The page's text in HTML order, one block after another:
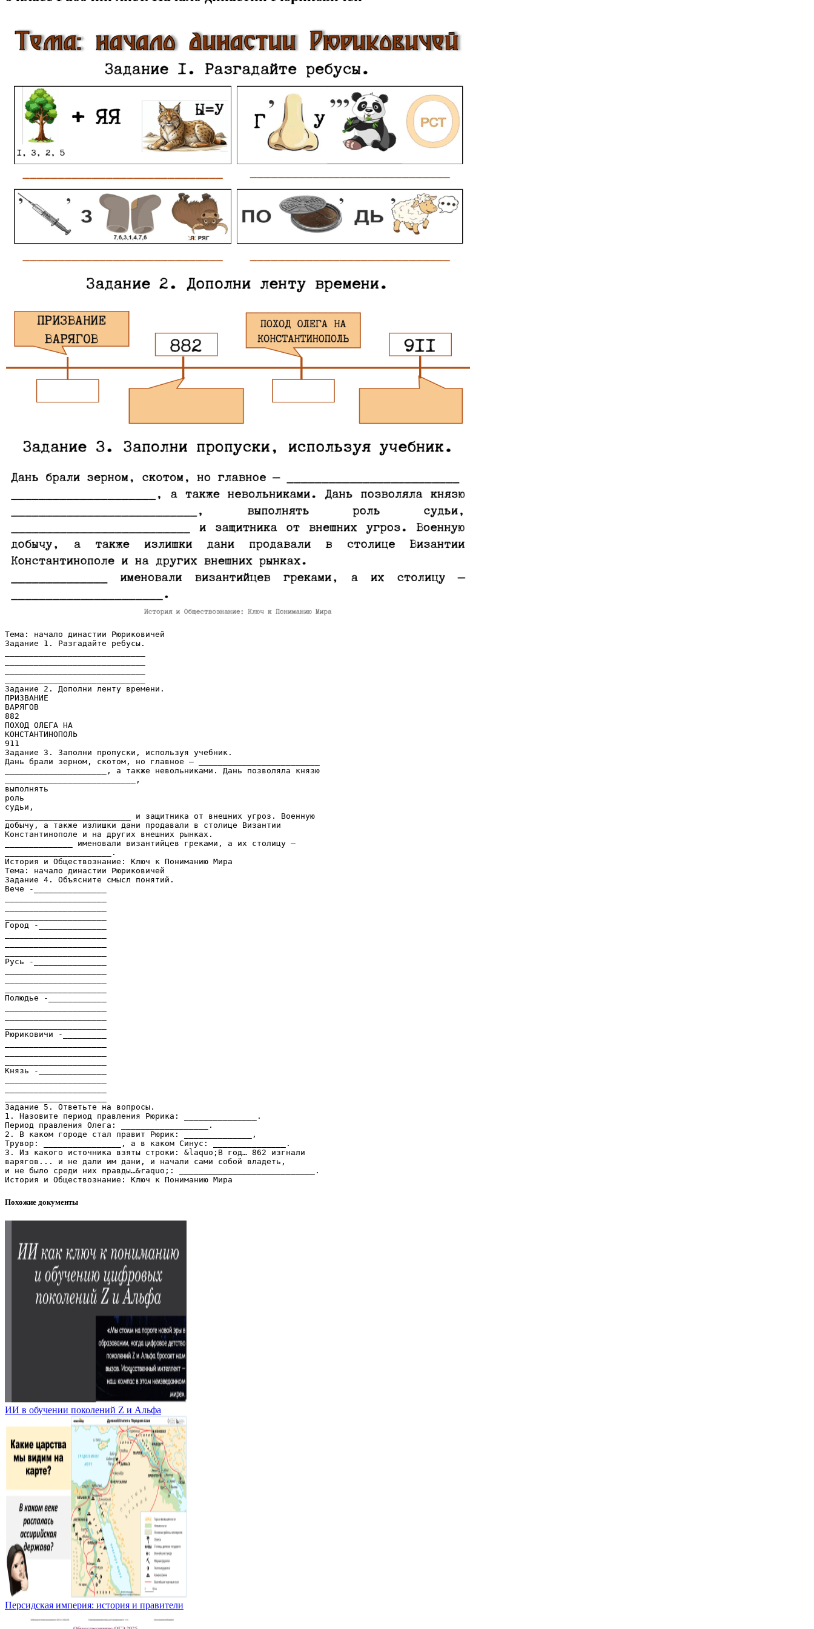
Тема: начало династии Рюриковичей
Задание 1. Разгадайте ребусы.
Задание 2. Дополни ленту времени.
ПРИЗВАНИЕ
ВАРЯГОВ
882
ПОХОД ОЛЕГА НА
КОНСТАНТИНОПОЛЬ
911
Задание 3. Заполни пропуски, используя учебник.
Дань брали зерном, скотом, но главное — _________________________
_____________________, а также невольниками. Дань позволяла князю
___________________________,
выполнять
роль
судьи,
__________________________ и защитника от внешних угроз. Военную
добычу, а также излишки дани продавали в столице Византии
Константинополе и на других внешних рынках.
______________ именовали византийцев греками, а их столицу —
______________________.
История и Обществознание: Ключ к Пониманию Мира
Тема: начало династии Рюриковичей
Задание 4. Объясните смысл понятий.
Вече -_______________
Город -______________
Русь -_______________
Полюдье -____________
Рюриковичи -_________
Князь -______________
Задание 5. Ответьте на вопросы.
1. Назовите период правления Рюрика: _______________.
Период правления Олега: __________________.
2. В каком городе стал правит Рюрик: ______________,
Трувор: ________________, а в каком Синус: _______________.
3. Из какого источника взяты строки: &laquo;В год… 862 изгнали
варягов... и не дали им дани, и начали сами собой владеть,
и не было среди них правды…&raquo;: ____________________________.
Похожие документы
ИИ в обучении поколений Z и Альфа
Персидская империя: история и правители